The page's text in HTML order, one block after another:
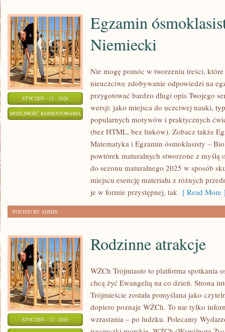
STYCZEŃ - 12 - 2026
MOŻLIWOŚĆ KOMENTOWANIA
ÓSMOKLASISTY
Egzamin
Niemiecki
Nie mogę pomóc w tworzeniu treści,
nieuczciwe zdobywanie odpowiedzi na
przygotować bardzo długi opis Twojego
wersji: jako miejsca do uczciwej nauki,
popularnych motywów i praktycznych
(bez HTML, bez linków). Zobacz także
Matematyka i Egzamin ósmoklasisty –
powtórek maturalnych stworzone z myślą
do sezonu maturalnego 2025 w sposób
miejscu esencję materiału z różnych
je w formie przystępnej, tak [ Read More
POSTED BY ADMIN
STYCZEŃ - 12 - 2026
Rodzinne atrakcje
WŻCh Trójmiasto to platforma spotkania
chcą żyć Ewangelią na co dzień. Strona
Trójmieście została pomyślana jako
dopiero poznaje WŻCh. To nie tylko
wzrastania – po ludzku. Polecamy